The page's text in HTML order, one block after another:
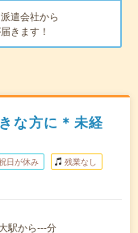
遣会社から
きます！
な方に＊未経
日が休み 残業なし
駅から---分